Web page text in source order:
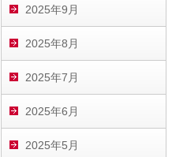
2025年9月
2025年8月
2025年7月
2025年6月
2025年5月